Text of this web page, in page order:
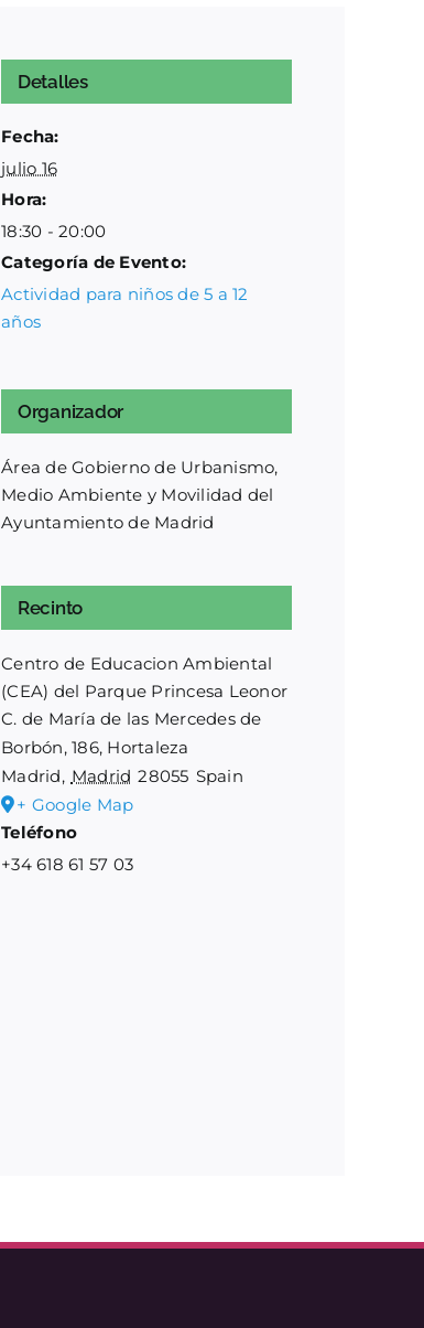
Detalles
Fecha:
julio 16
Hora:
18:30 - 20:00
Categoría de Evento:
Actividad para niños de 5 a 12
años
Organizador
Área de Gobierno de Urbanismo,
Medio Ambiente y Movilidad del
Ayuntamiento de Madrid
Recinto
Centro de Educacion Ambiental
(CEA) del Parque Princesa Leonor
C. de María de las Mercedes de
Borbón, 186, Hortaleza
Madrid, Madrid 28055 Spain
+ Google Map
Teléfono
+34 618 61 57 03